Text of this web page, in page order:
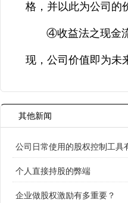
格，并以此为公司的
④收益法之现金流
现，公司价值即为未
其他新闻
公司日常使用的股权控制工具
个人直接持股的弊端
企业做股权激励有多重要？